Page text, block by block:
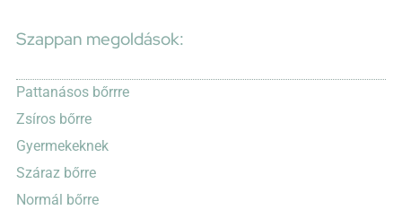
Szappan megoldások:
Pattanásos bőrrre
Zsíros bőrre
Gyermekeknek
Száraz bőrre
Normál bőrre